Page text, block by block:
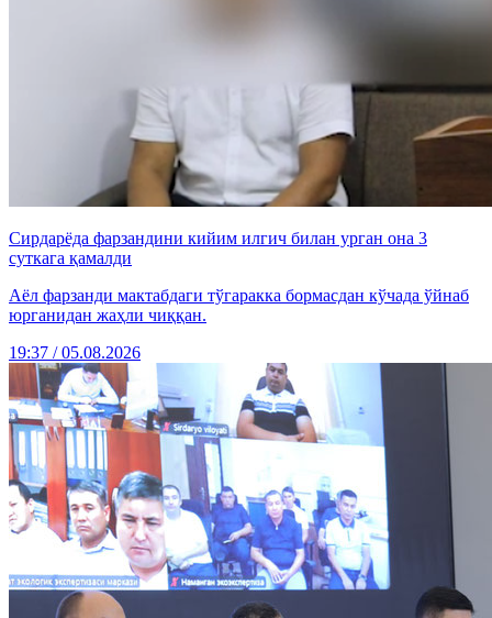
Сирдарёда фарзандини кийим илгич билан урган она 3
суткага қамалди
Аёл фарзанди мактабдаги тўгаракка бормасдан кўчада ўйнаб
юрганидан жаҳли чиққан.
19:37 / 05.08.2026